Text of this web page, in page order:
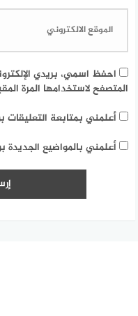
احفظ اسمي، بريدي
المتصفح لاستخدامها المرة
أعلمني بمتابعة التعليقات
أعلمني بالمواضيع الجديدة